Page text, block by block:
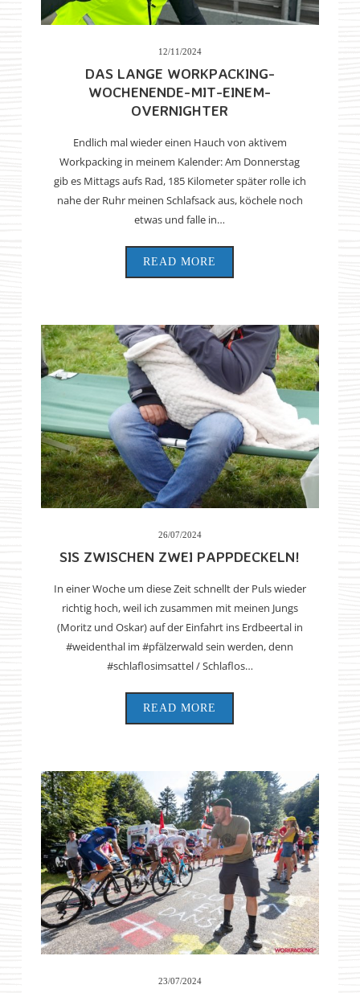
12/11/2024
DAS LANGE WORKPACKING-
WOCHENENDE-MIT-EINEM-
OVERNIGHTER
Endlich mal wieder einen Hauch von aktivem
Workpacking in meinem Kalender: Am Donnerstag
gib es Mittags aufs Rad, 185 Kilometer später rolle ich
nahe der Ruhr meinen Schlafsack aus, köchele noch
etwas und falle in…
READ MORE
26/07/2024
SIS ZWISCHEN ZWEI PAPPDECKELN!
In einer Woche um diese Zeit schnellt der Puls wieder
richtig hoch, weil ich zusammen mit meinen Jungs
(Moritz und Oskar) auf der Einfahrt ins Erdbeertal in
#weidenthal im #pfälzerwald sein werden, denn
#schlaflosimsattel / Schlaflos…
READ MORE
23/07/2024